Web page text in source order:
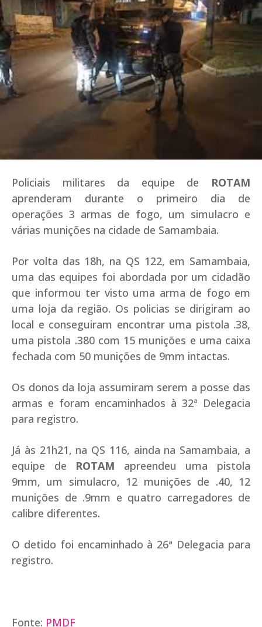
Policiais militares da equipe de ROTAM
aprenderam durante o primeiro dia de
operações 3 armas de fogo, um simulacro e
várias munições na cidade de Samambaia.
Por volta das 18h, na QS 122, em Samambaia,
uma das equipes foi abordada por um cidadão
que informou ter visto uma arma de fogo em
uma loja da região. Os policias se dirigiram ao
local e conseguiram encontrar uma pistola .38,
uma pistola .380 com 15 munições e uma caixa
fechada com 50 munições de 9mm intactas.
Os donos da loja assumiram serem a posse das
armas e foram encaminhados à 32ª Delegacia
para registro.
Já às 21h21, na QS 116, ainda na Samambaia, a
equipe de ROTAM apreendeu uma pistola
9mm, um simulacro, 12 munições de .40, 12
munições de .9mm e quatro carregadores de
calibre diferentes.
O detido foi encaminhado à 26ª Delegacia para
registro.
Fonte: PMDF